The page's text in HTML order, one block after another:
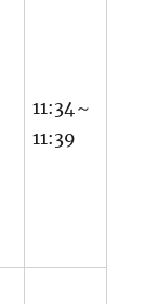
11:34～
11:39